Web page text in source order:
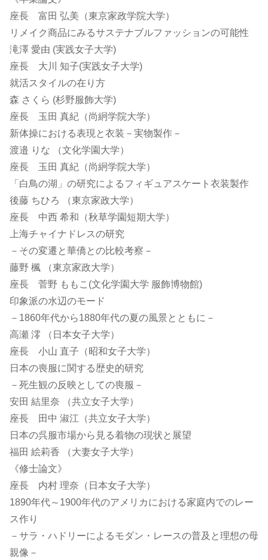
座長 富田 弘美（東京家政学院大学）
リメイク商品にみるサステナブルファッションの可能性
滝澤 愛由 (実践女子大学)
座長 大川 知子(実践女子大学)
就活スタイルの在り方
森 さくら (杉野服飾大学)
座長 玉田 真紀（尚絅学院大学）
新体操における表現と衣装－実物製作－
渡邉 りな （文化学園大学）
座長 玉田 真紀（尚絅学院大学）
「白鳥の湖」の研究によるフィギュアスケート衣装製作
後藤 ちひろ （東京家政大学）
座長 中西 希和（秋草学園短期大学）
上海チャイナドレスの研究
－その変遷と華僑との比較考察－
藤野 楓 （東京家政大学）
座長 菅野 ももこ(文化学園大学 服飾博物館)
印象派の水辺のモード
－1860年代から1880年代の夏の風景とともに－
高瀬 澪 （日本女子大学）
座長 小山 直子（昭和女子大学）
日本の喪服に関する歴史的研究
－死生観の反映としての喪服－
安田 結里奈 （共立女子大学）
座長 田中 淑江（共立女子大学）
日本の呉服市場から見る着物の現状と展望
福田 絵莉香 （大妻女子大学）
《修士論文》
座長 内村 理奈（日本女子大学）
1890年代～1900年代のアメリカにおける家庭内でのレー
ス作り
－サラ・ハドリーによるモダン・レースの普及と理想の母
親像－